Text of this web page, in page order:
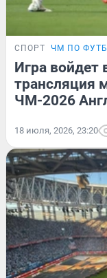
СПОРТ ЧМ ПО
Игра войдет
трансляция
ЧМ-2026
18 июля, 2026, 23:20